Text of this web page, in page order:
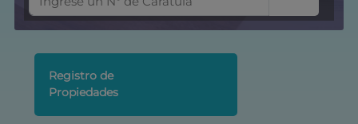
Registro de
Propiedades